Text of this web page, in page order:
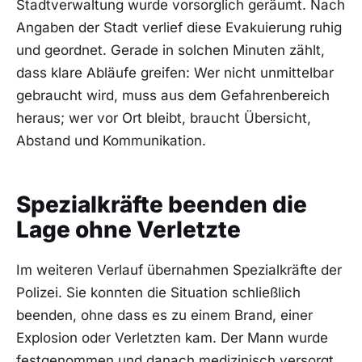
Stadtverwaltung wurde vorsorglich geräumt. Nach
Angaben der Stadt verlief diese Evakuierung ruhig
und geordnet. Gerade in solchen Minuten zählt,
dass klare Abläufe greifen: Wer nicht unmittelbar
gebraucht wird, muss aus dem Gefahrenbereich
heraus; wer vor Ort bleibt, braucht Übersicht,
Abstand und Kommunikation.
Spezialkräfte beenden die
Lage ohne Verletzte
Im weiteren Verlauf übernahmen Spezialkräfte der
Polizei. Sie konnten die Situation schließlich
beenden, ohne dass es zu einem Brand, einer
Explosion oder Verletzten kam. Der Mann wurde